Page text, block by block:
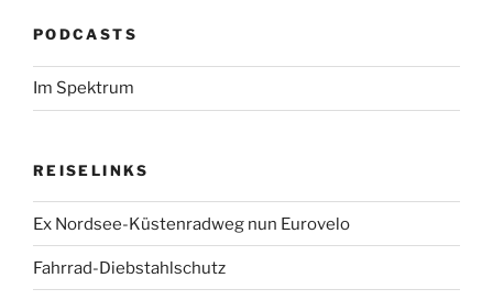
PODCASTS
Im Spektrum
REISELINKS
Ex Nordsee-Küstenradweg nun Eurovelo
Fahrrad-Diebstahlschutz